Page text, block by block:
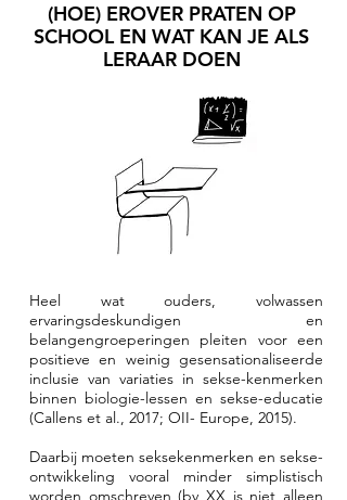
(HOE) EROVER PRATEN OP
SCHOOL EN WAT KAN JE ALS
LERAAR DOEN
Heel wat ouders, volwassen
ervaringsdeskundigen en
belangengroeperingen pleiten voor een
positieve en weinig gesensationaliseerde
inclusie van variaties in sekse-kenmerken
binnen biologie-lessen en sekse-educatie
(Callens et al., 2017; OII- Europe, 2015).
Daarbij moeten seksekenmerken en sekse-
ontwikkeling vooral minder simplistisch
worden omschreven (bv XX is niet alleen